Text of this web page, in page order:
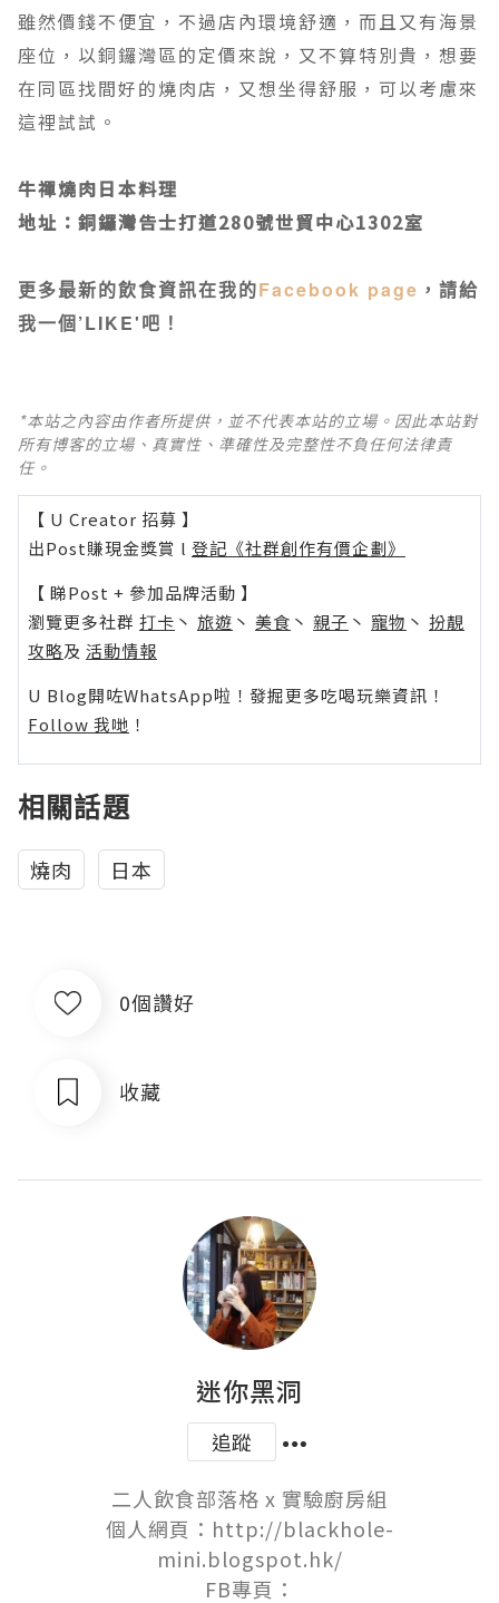
雖然價錢不便宜，不過店內環境舒適 ， 而且又有海景
座位，以銅鑼灣區的定價來說，又不算特別貴，想要
在同區找間好的燒肉店，又想坐得舒服 ，可以考慮來
這裡試試 。
牛禪燒肉日本料理
地址：銅鑼灣告士打道280號世貿中心1302室
更多最新的飲食資訊在我的Facebook page ，請給
我一個’LIKE'吧！
*本站之內容由作者所提供，並不代表本站的立場。因此本站對
所有博客的立場、真實性、準確性及完整性不負任何法律責
任。
【 U Creator 招募 】
出Post賺現金獎賞 l 登記《社群創作有價企劃》
【 睇Post + 參加品牌活動 】
瀏覽更多社群 打卡 丶 旅遊 丶 美食 丶 親子 丶 寵物 丶 扮靚
攻略及 活動情報
U Blog開咗WhatsApp啦！發掘更多吃喝玩樂資訊！
Follow 我哋 ！
相關話題
燒肉 日本
0個讚好
收藏
迷你黑洞
追蹤
二人飲食部落格 x 實驗廚房組
個人網頁：http://blackhole-
mini.blogspot.hk/
FB專頁：